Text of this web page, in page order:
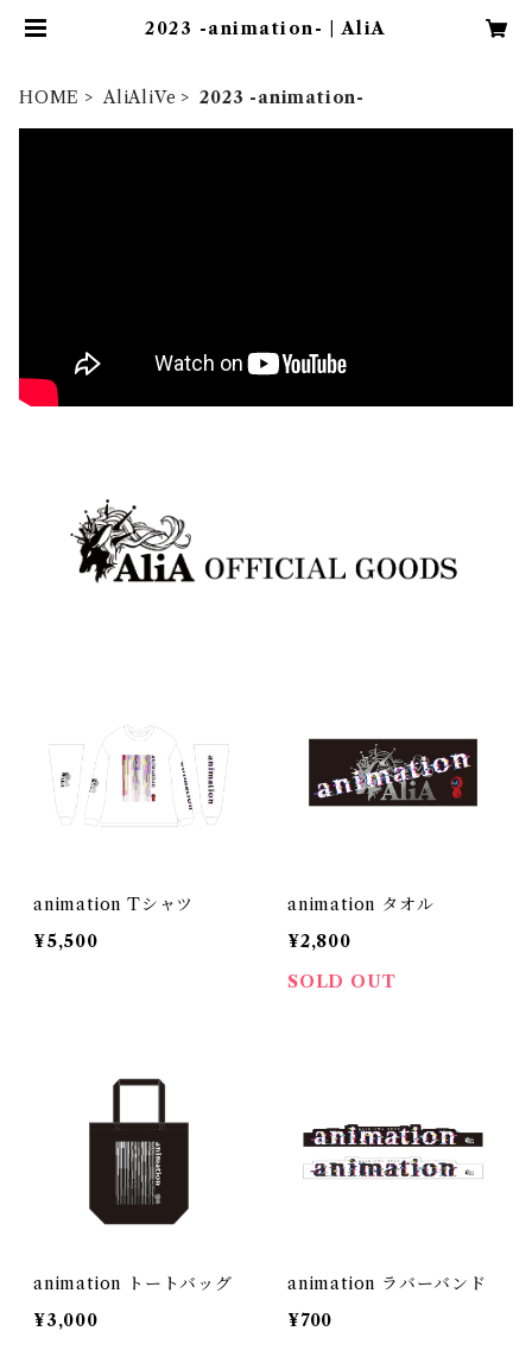
2023 -animation- | AliA
HOME AliAliVe 2023 -animation-
animation Tシャツ
¥5,500
animation タオル
¥2,800
SOLD OUT
animation トートバッグ
¥3,000
animation ラバーバンド
¥700